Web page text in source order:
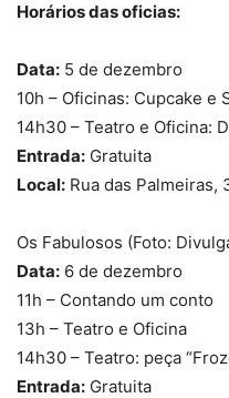
Horários das oficias:
Data: 5 de dezembro
10h – Oficinas: Cupcake e
14h30 – Teatro e Oficina:
Entrada: Gratuita
Local: Rua das Palmeiras,
Os Fabulosos (Foto:
Data: 6 de dezembro
11h – Contando um conto
13h – Teatro e Oficina
14h30 – Teatro: peça
Entrada: Gratuita